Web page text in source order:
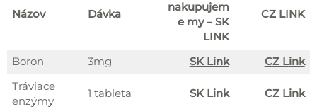
Názov Dávka
nakupujem
e my – SK
LINK
CZ LINK
Boron 3mg SK Link CZ Link
Tráviace
enzýmy
1 tableta SK Link CZ Link